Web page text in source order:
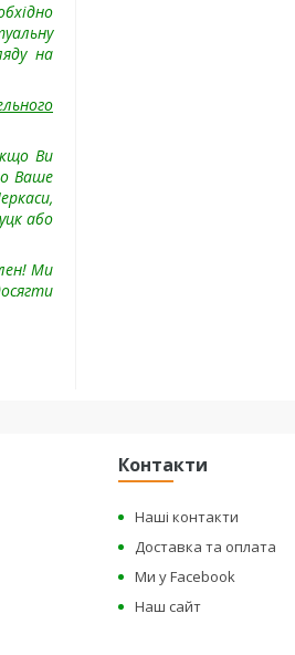
на
Ви
Ваше
або
Ми
Контакти
Наші контакти
Доставка та оплата
Ми у Facebook
Наш сайт